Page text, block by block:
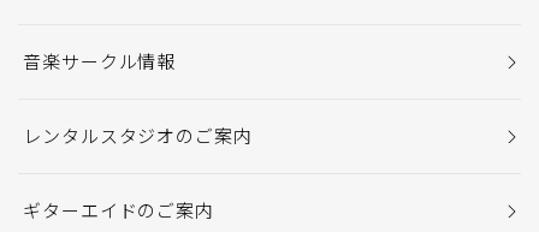
音楽サークル情報
レンタルスタジオのご案内
ギターエイドのご案内